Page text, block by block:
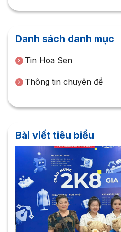
Danh sách danh mục
Tin Hoa Sen
Thông tin chuyên đề
Bài viết tiêu biểu